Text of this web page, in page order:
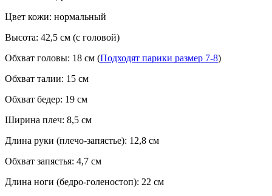
Цвет кожи: нормальный
Высота: 42,5 см (с головой)
Обхват головы: 18 см (Подходят парики размер 7-8)
Обхват талии: 15 см
Обхват бедер: 19 см
Ширина плеч: 8,5 см
Длина руки (плечо-запястье): 12,8 см
Обхват запястья: 4,7 см
Длина ноги (бедро-голеностоп): 22 см